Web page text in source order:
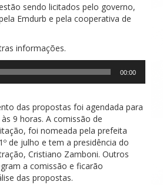
sendo licitados pelo governo,
Emdurb e pela cooperativa de
informações.
00:00
das propostas foi agendada para
9 horas. A comissão de
foi nomeada pela prefeita
de julho e tem a presidência do
Cristiano Zamboni. Outros
a comissão e ficarão
das propostas.